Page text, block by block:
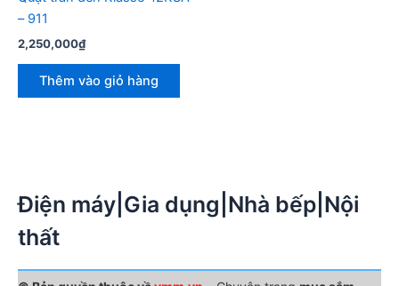
– 911
2,250,000₫
Thêm vào giỏ hàng
Điện máy|Gia dụng|Nhà bếp|Nội
thất